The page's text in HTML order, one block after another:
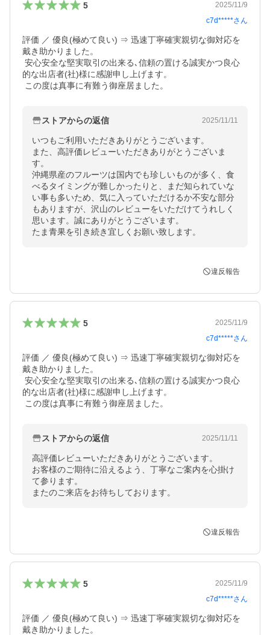
5
2025/11/9
c7d*****さん
評価 ／ 優良(極めて良い) ⇒ 迅速丁寧確実親切な御対応を
戴き助かりました。
的な出店者(社)様に感謝申し上げます。
この度は真事に有難う御座居ました。
ストアからの返信 2025/11/11
いつもご利用いただきありがとうございます。
また、高評価レビューいただきありがとうございま
す。
沖縄県産のフルーツは国内でも珍しいものが多く、食
べるタイミングが難しかったりと、まだ知られていな
い事も多いため、気に入っていただけるか不安な部分
もありますが、沢山のレビューをいただけてうれしく
思います。誠にありがとうございます。
たま青果を引き続き宜しくお願い致します。
違反報告
5
2025/11/9
c7d*****さん
評価 ／ 優良(極めて良い) ⇒ 迅速丁寧確実親切な御対応を
戴き助かりました。
的な出店者(社)様に感謝申し上げます。
この度は真事に有難う御座居ました。
ストアからの返信 2025/11/11
高評価レビューいただきありがとうございます。
お客様のご期待に沿えるよう、丁寧なご案内を心掛け
て参ります。
またのご来店をお待ちしております。
違反報告
5
2025/11/9
c7d*****さん
評価 ／ 優良(極めて良い) ⇒ 迅速丁寧確実親切な御対応を
戴き助かりました。